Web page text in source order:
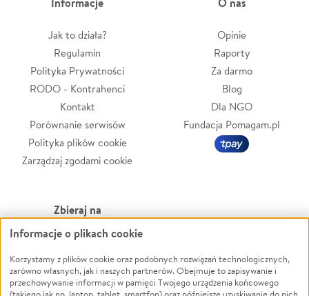
Jak to działa?
Regulamin
Polityka Prywatności
RODO - Kontrahenci
Kontakt
Porównanie serwisów
Polityka plików cookie
Zarządzaj zgodami cookie
Opinie
Raporty
Za darmo
Blog
Dla NGO
Fundacja Pomagam.pl
Zbieraj na
Leczenie
Zwierzęta
Pożar
Powódź
Wichura
Informacje o plikach cookie
Korzystamy z plików cookie oraz podobnych rozwiązań technologicznych,
zarówno własnych, jak i naszych partnerów. Obejmuje to zapisywanie i
przechowywanie informacji w pamięci Twojego urządzenia końcowego